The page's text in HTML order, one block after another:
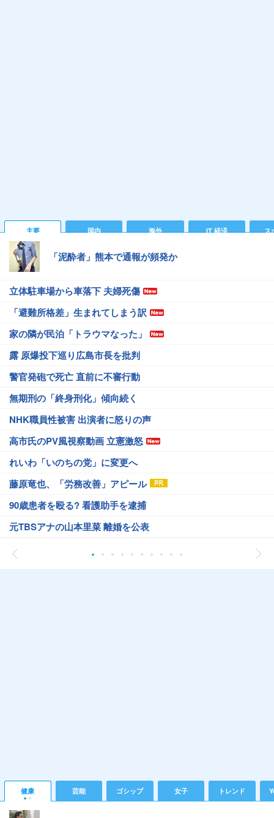
主要 国内 海外 IT 経済 ス
「泥酔者」熊本で通報が頻発か
立体駐車場から車落下 夫婦死傷
「避難所格差」生まれてしまう訳
家の隣が民泊「トラウマなった」
露 原爆投下巡り広島市長を批判
警官発砲で死亡 直前に不審行動
無期刑の「終身刑化」傾向続く
NHK職員性被害 出演者に怒りの声
高市氏のPV風視察動画 立憲激怒
れいわ「いのちの党」に変更へ
藤原竜也、「労務改善」アピール
90歳患者を殴る? 看護助手を逮捕
元TBSアナの山本里菜 離婚を公表
健康 芸能 ゴシップ 女子 トレンド